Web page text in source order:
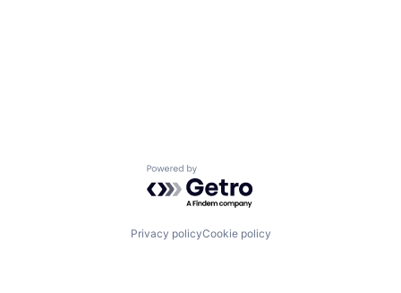
Powered by Getro.com
Privacy policyCookie policy